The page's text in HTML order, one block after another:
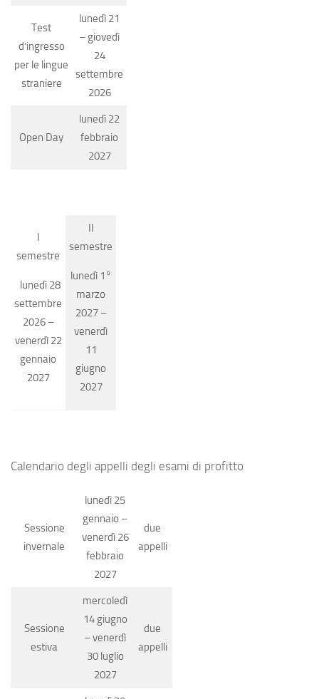
Test
d’ingresso
per le lingue
straniere
lunedì 21
– giovedì
24
settembre
2026
Open Day
lunedì 22
febbraio
2027
I
semestre
lunedì 28
settembre
2026 –
venerdì 22
gennaio
2027
II
semestre
lunedì 1°
marzo
2027 –
venerdì
11
giugno
2027
Calendario degli appelli degli esami di profitto
Sessione
invernale
lunedì 25
gennaio –
venerdì 26
febbraio
2027
due
appelli
Sessione
estiva
mercoledì
14 giugno
– venerdì
30 luglio
2027
due
appelli